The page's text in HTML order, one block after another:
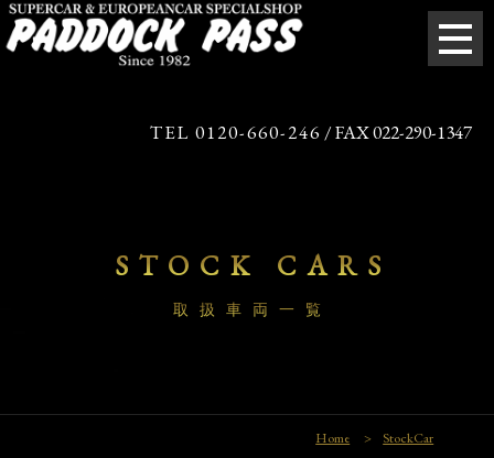
TEL 0120-660-246 / FAX 022-290-1347
STOCK CARS
取扱車両一覧
Home > StockCar